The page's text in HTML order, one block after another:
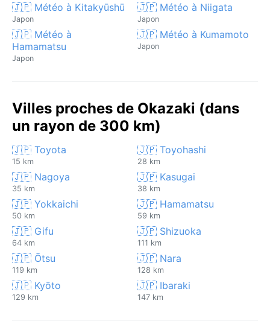
🇯🇵 Météo à Kitakyūshū
Japon
🇯🇵 Météo à Niigata
Japon
🇯🇵 Météo à
Hamamatsu
Japon
🇯🇵 Météo à Kumamoto
Japon
Villes proches de Okazaki (dans
un rayon de 300 km)
🇯🇵 Toyota
15 km
🇯🇵 Toyohashi
28 km
🇯🇵 Nagoya
35 km
🇯🇵 Kasugai
38 km
🇯🇵 Yokkaichi
50 km
🇯🇵 Hamamatsu
59 km
🇯🇵 Gifu
64 km
🇯🇵 Shizuoka
111 km
🇯🇵 Ōtsu
119 km
🇯🇵 Nara
128 km
🇯🇵 Kyōto
129 km
🇯🇵 Ibaraki
147 km